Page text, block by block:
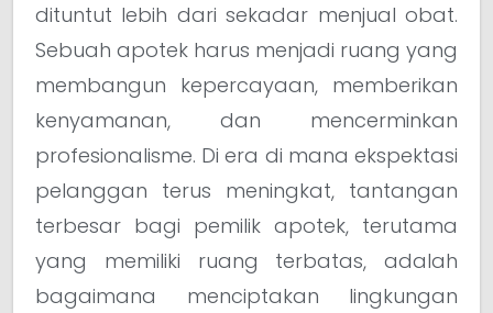
dituntut lebih dari sekadar menjual obat.
Sebuah apotek harus menjadi ruang yang
membangun kepercayaan, memberikan
kenyamanan, dan mencerminkan
profesionalisme. Di era di mana ekspektasi
pelanggan terus meningkat, tantangan
terbesar bagi pemilik apotek, terutama
yang memiliki ruang terbatas, adalah
bagaimana menciptakan lingkungan